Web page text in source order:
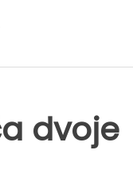
dvoje